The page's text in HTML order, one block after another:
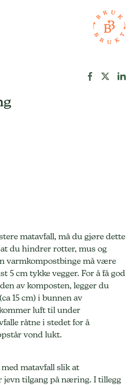
matavfall, må du gjøre dette
du hindrer rotter, mus og
varmkompostbinge må være
5 cm tykke vegger. For å få god
av komposten, legger du
15 cm) i bunnen av
luft til under
råtne i stedet for å
vond lukt.
matavfall slik at
jevn tilgang på næring. I tillegg